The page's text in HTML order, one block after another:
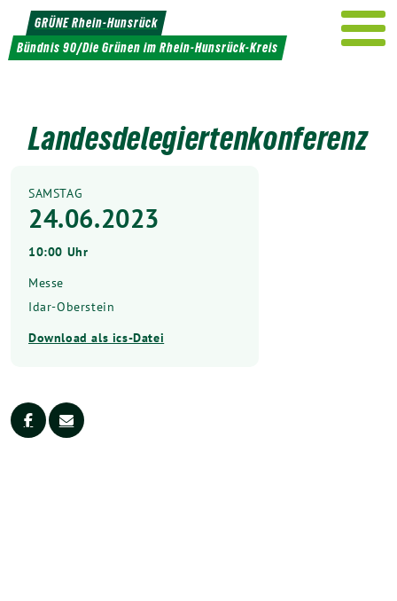
Weiter
zum
Inhalt
GRÜNE Rhein-Hunsrück
Bündnis 90/Die Grünen im Rhein-Hunsrück-Kreis
Landesdelegiertenkonferenz
SAMSTAG
24.06.2023
10:00 Uhr
Messe
Idar-Oberstein
Download als ics-Datei